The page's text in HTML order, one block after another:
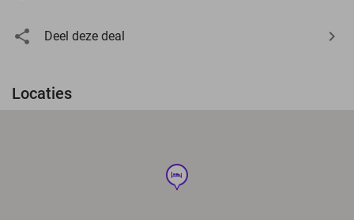
Deel deze deal
Locaties
hotel